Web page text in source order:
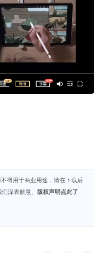
得用于商业用途，请在下载后
深表歉意。
版权声明点此了